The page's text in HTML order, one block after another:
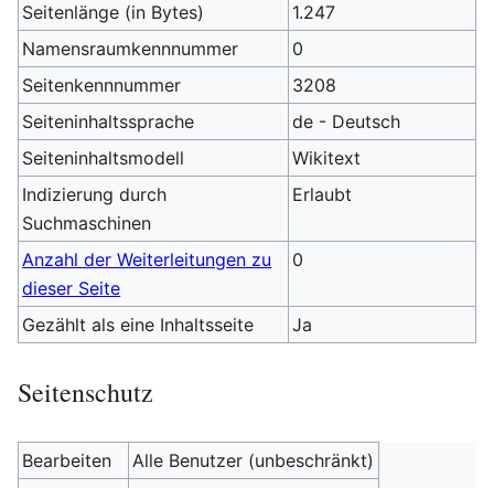
Seitenlänge (in Bytes)
1.247
Namensraumkennnummer
0
Seitenkennnummer
3208
Seiteninhaltssprache
de - Deutsch
Seiteninhaltsmodell
Wikitext
Indizierung durch
Suchmaschinen
Erlaubt
Anzahl der Weiterleitungen zu
dieser Seite
0
Gezählt als eine Inhaltsseite Ja
Seitenschutz
Bearbeiten
Alle Benutzer (unbeschränkt)